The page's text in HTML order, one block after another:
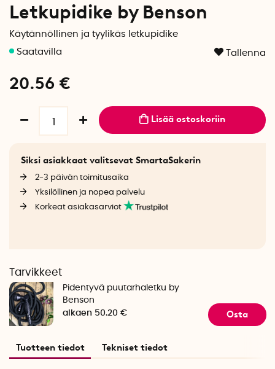
Letkupidike by Benson
Käytännöllinen ja tyylikäs letkupidike
Tallenna
20.56 €
Lisää ostoskoriin
Siksi asiakkaat valitsevat SmartaSakerin
2-3 päivän toimitusaika
Yksilöllinen ja nopea palvelu
Korkeat asiakasarviot
Tarvikkeet
Pidentyvä puutarhaletku by
Benson
alkaen 50.20 €
Osta
Tuotteen tiedot Tekniset tiedot